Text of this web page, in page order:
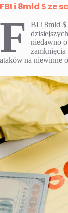
FBI i 8mld $ ze
F
BI i 8mld $
niedawno
ataków na niewinne